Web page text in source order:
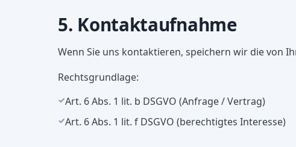
5. Kontaktaufnahme
Wenn Sie uns kontaktieren, speichern wir die von
Rechtsgrundlage:
Art. 6 Abs. 1 lit. b DSGVO (Anfrage / Vertrag)
Art. 6 Abs. 1 lit. f DSGVO (berechtigtes Interesse)